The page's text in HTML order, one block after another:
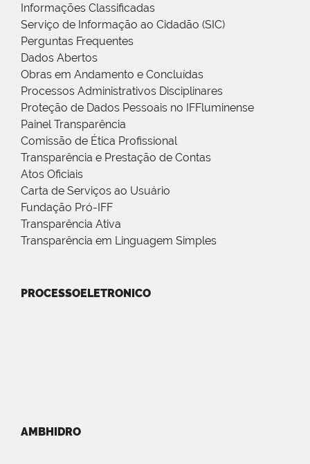
Informações Classificadas
Serviço de Informação ao Cidadão (SIC)
Perguntas Frequentes
Dados Abertos
Obras em Andamento e Concluídas
Processos Administrativos Disciplinares
Proteção de Dados Pessoais no IFFluminense
Painel Transparência
Comissão de Ética Profissional
Transparência e Prestação de Contas
Atos Oficiais
Carta de Serviços ao Usuário
Fundação Pró-IFF
Transparência Ativa
Transparência em Linguagem Simples
PROCESSOELETRONICO
AMBHIDRO